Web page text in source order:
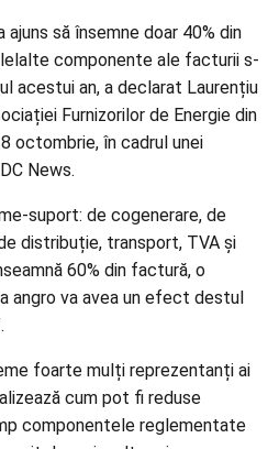
să însemne doar 40% din
componente ale facturii s-
acestui an, a declarat Laurențiu
Furnizorilor de Energie din
octombrie, în cadrul unei
News.
suport: de cogenerare, de
distribuție, transport, TVA și
60% din factură, o
angro va avea un efect destul
foarte mulți reprezentanți ai
cum pot fi reduse
componentele reglementate